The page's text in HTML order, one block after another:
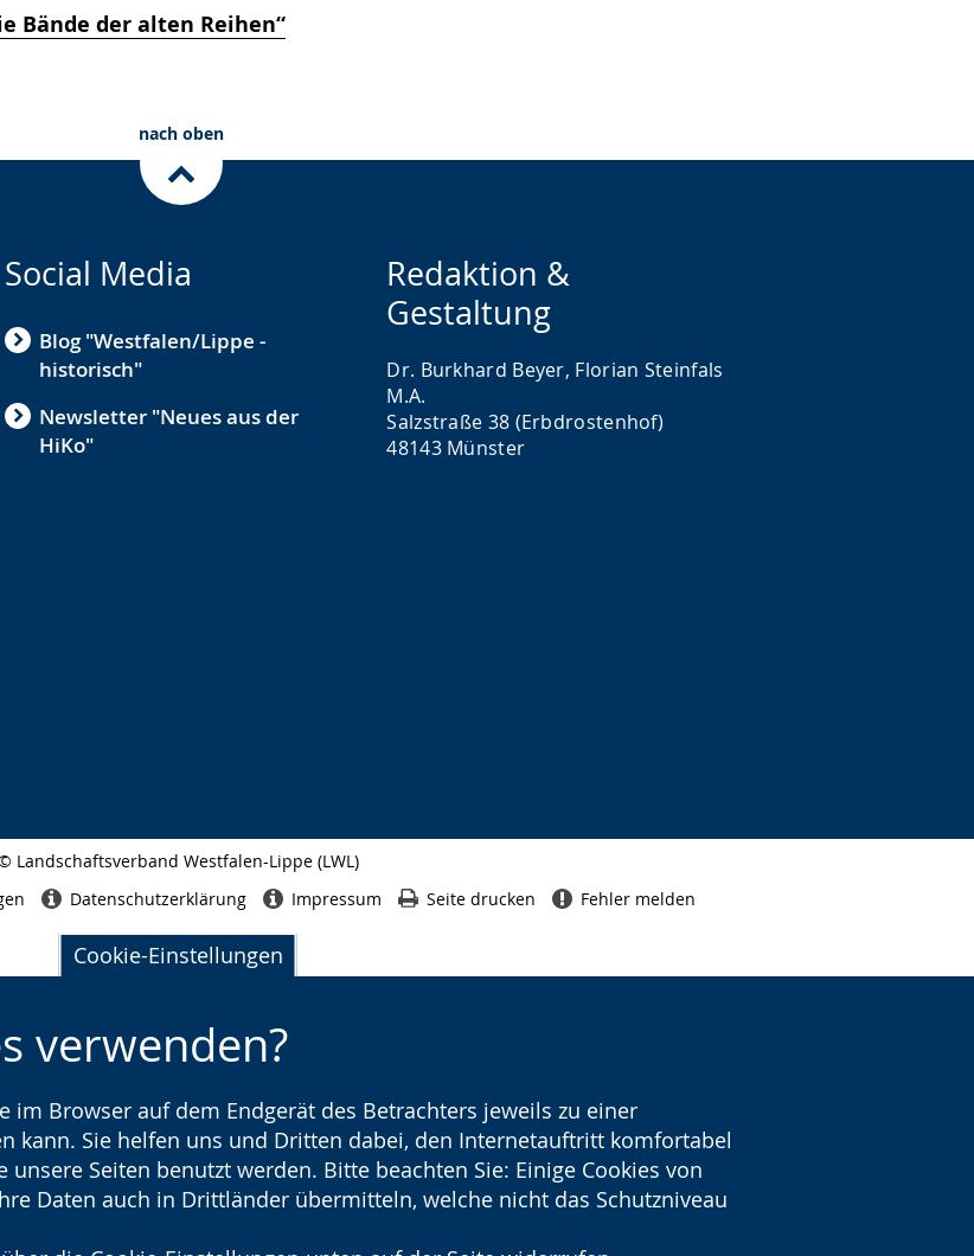
Cookie-Einstellungen
verwenden?
im Browser auf dem Endgerät des Betrachters jeweils zu einer
kann. Sie helfen uns und Dritten dabei, den Internetauftritt komfortabel
Seiten benutzt werden. Bitte beachten Sie: Einige Cookies von
Daten auch in Drittländer übermitteln, welche nicht das Schutzniveau
Bände der alten Reihen“
nach oben
Social Media
Blog "Westfalen/Lippe -
historisch"
Newsletter "Neues aus der
HiKo"
Redaktion &
Gestaltung
Dr. Burkhard Beyer, Florian Steinfals
M.A.
Salzstraße 38 (Erbdrostenhof)
48143 Münster
Landschaftsverband Westfalen-Lippe (LWL)
Datenschutzerklärung Impressum Seite drucken Fehler melden